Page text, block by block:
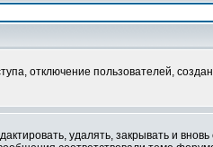
отключение пользователей,
удалять, закрывать и